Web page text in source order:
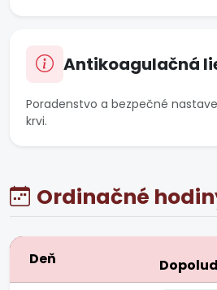
Antikoagulačná
Poradenstvo a bezpečné
krvi.
Ordinačné
Deň